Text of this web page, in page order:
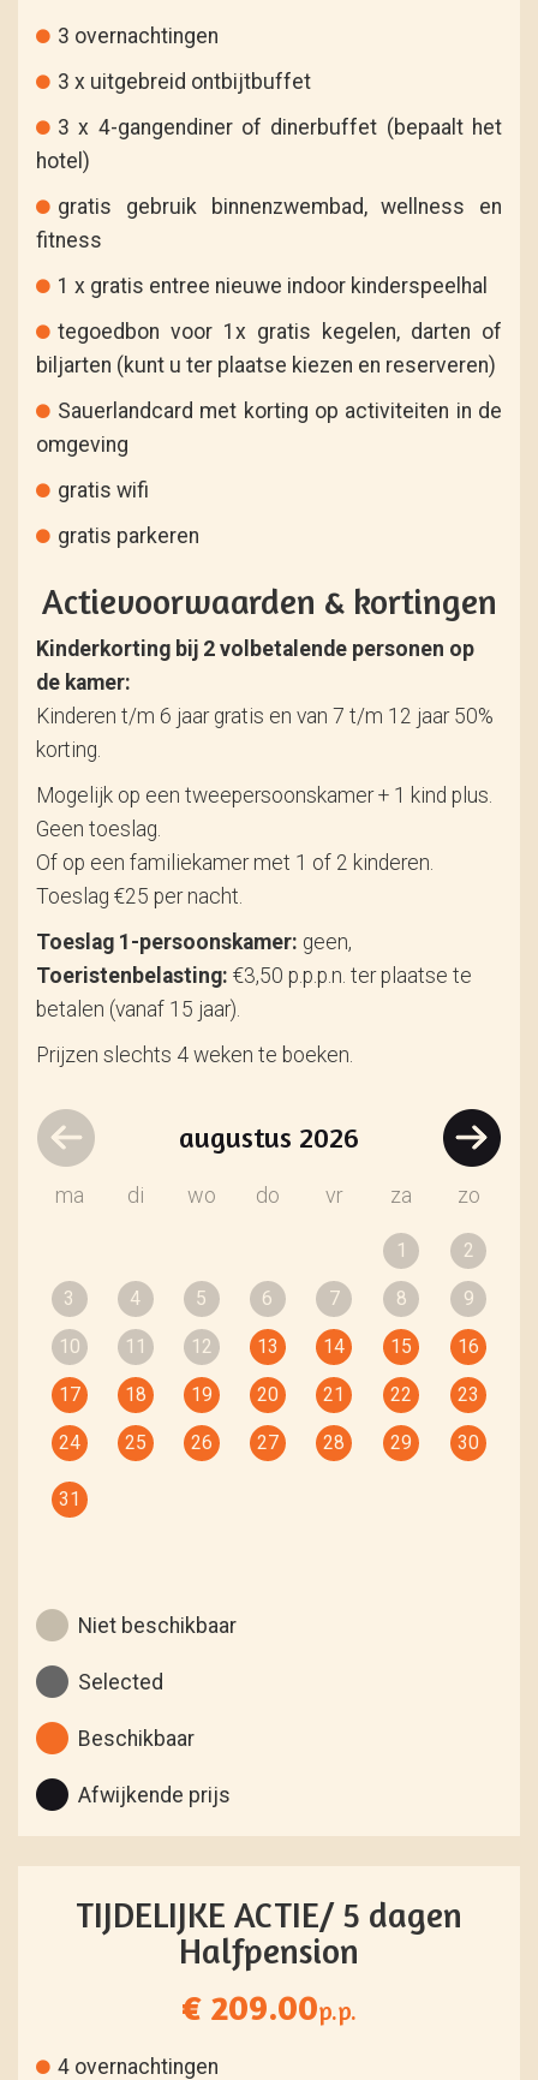
3 overnachtingen
3 x uitgebreid ontbijtbuffet
3 x 4-gangendiner of dinerbuffet (bepaalt het
hotel)
gratis gebruik binnenzwembad, wellness en
fitness
1 x gratis entree nieuwe indoor kinderspeelhal
tegoedbon voor 1x gratis kegelen, darten of
biljarten (kunt u ter plaatse kiezen en reserveren)
Sauerlandcard met korting op activiteiten in de
omgeving
gratis wifi
gratis parkeren
Actievoorwaarden & kortingen
Kinderkorting bij 2 volbetalende personen op
de kamer:
Kinderen t/m 6 jaar gratis en van 7 t/m 12 jaar 50%
korting.
Mogelijk op een tweepersoonskamer + 1 kind plus.
Geen toeslag.
Of op een familiekamer met 1 of 2 kinderen.
Toeslag €25 per nacht.
Toeslag 1-persoonskamer: geen,
Toeristenbelasting: €3,50 p.p.p.n. ter plaatse te
betalen (vanaf 15 jaar).
Prijzen slechts 4 weken te boeken.
augustus 2026
ma di wo do vr za zo
1 2
3 4 5 6 7 8 9
10 11 12 13 14 15 16
17 18 19 20 21 22 23
24 25 26 27 28 29 30
31
Niet beschikbaar
Selected
Beschikbaar
Afwijkende prijs
TIJDELIJKE ACTIE/ 5 dagen
Halfpension
€ 209.00p.p.
4 overnachtingen